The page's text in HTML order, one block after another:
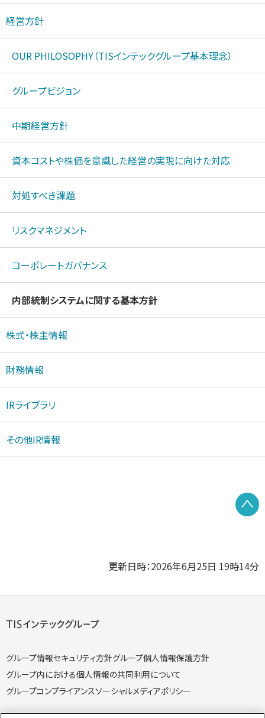
経営方針
OUR PHILOSOPHY（TISインテックグループ基本理念）
グループビジョン
中期経営方針
資本コストや株価を意識した経営の実現に向けた対応
対処すべき課題
リスクマネジメント
コーポレートガバナンス
内部統制システムに関する基本方針
株式・株主情報
財務情報
IRライブラリ
その他IR情報
更新日時：2026年6月25日 19時14分
グループ情報セキュリティ方針グループ個人情報保護方針
グループ内における個人情報の共同利用について
グループコンプライアンスソーシャルメディアポリシー